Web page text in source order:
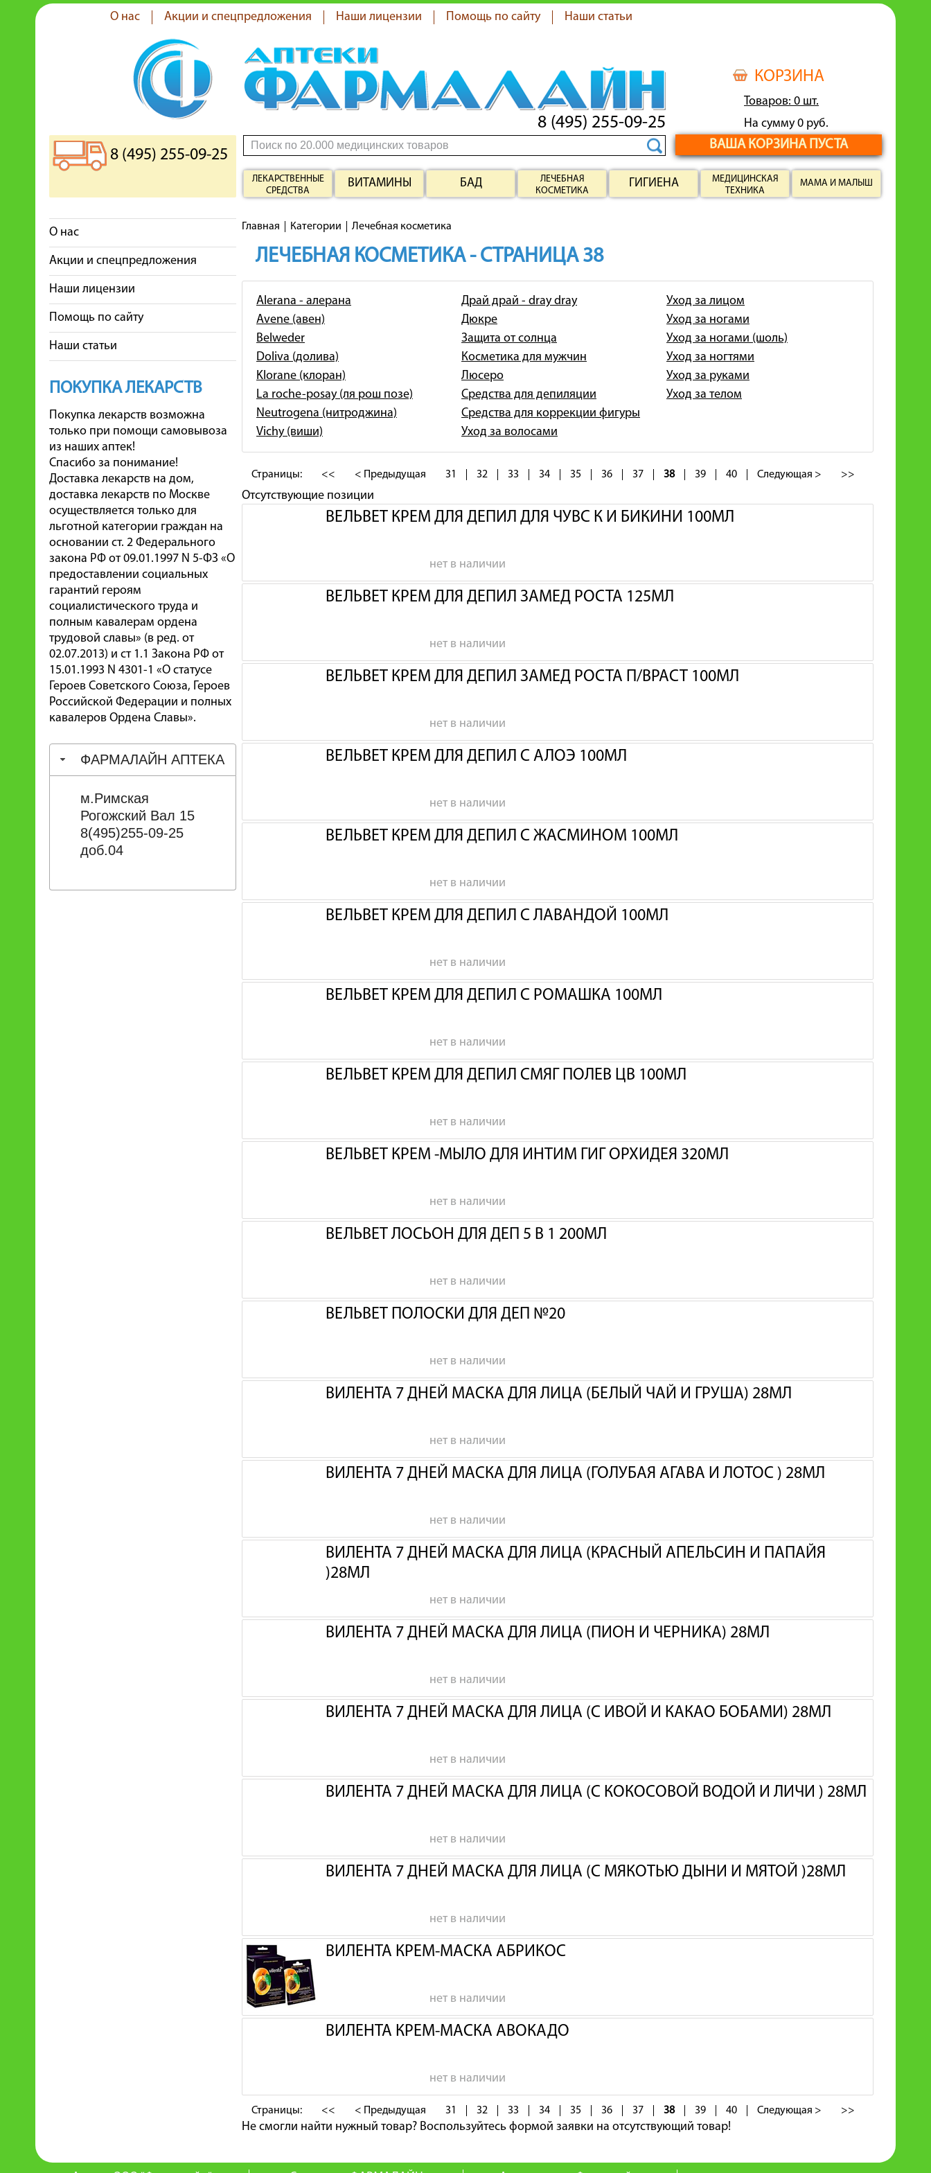
О нас Акции и спецпредложения Наши лицензии Помощь по сайту Наши статьи
КОРЗИНА
Товаров: 0 шт.
На сумму 0 руб.
ВАША КОРЗИНА ПУСТА
8 (495) 255-09-25
8 (495) 255-09-25
ЛЕКАРСТВЕННЫЕ
СРЕДСТВА
ВИТАМИНЫ БАД
ЛЕЧЕБНАЯ
КОСМЕТИКА
ГИГИЕНА
МЕДИЦИНСКАЯ
ТЕХНИКА
МАМА И МАЛЫШ
О нас
Акции и спецпредложения
Наши лицензии
Помощь по сайту
Наши статьи
ПОКУПКА ЛЕКАРСТВ
Покупка лекарств возможна
только при помощи самовывоза
из наших аптек!
Спасибо за понимание!
Доставка лекарств на дом,
доставка лекарств по Москве
осуществляется только для
льготной категории граждан на
основании ст. 2 Федерального
закона РФ от 09.01.1997 N 5-ФЗ «О
предоставлении социальных
гарантий героям
социалистического труда и
полным кавалерам ордена
трудовой славы» (в ред. от
02.07.2013) и ст 1.1 Закона РФ от
15.01.1993 N 4301-1 «О статусе
Героев Советского Союза, Героев
Российской Федерации и полных
кавалеров Ордена Славы».
ФАРМАЛАЙН АПТЕКА
м.Римская
Рогожский Вал 15
8(495)255-09-25
доб.04
Главная Категории Лечебная косметика
ЛЕЧЕБНАЯ КОСМЕТИКА - СТРАНИЦА 38
Alerana - алерана
Avene (авен)
Belweder
Doliva (долива)
Klorane (клоран)
La roche-posay (ля рош позе)
Neutrogena (нитроджина)
Vichy (виши)
Драй драй - dray dray
Дюкре
Защита от солнца
Косметика для мужчин
Люсеро
Средства для депиляции
Средства для коррекции фигуры
Уход за волосами
Уход за лицом
Уход за ногами
Уход за ногами (шоль)
Уход за ногтями
Уход за руками
Уход за телом
Страницы: << < Предыдущая 31 32 33 34 35 36 37 38 39 40 Следующая > >>
Отсутствующие позиции
ВЕЛЬВЕТ КРЕМ ДЛЯ ДЕПИЛ ДЛЯ ЧУВС К И БИКИНИ 100МЛ
нет в наличии
ВЕЛЬВЕТ КРЕМ ДЛЯ ДЕПИЛ ЗАМЕД РОСТА 125МЛ
нет в наличии
ВЕЛЬВЕТ КРЕМ ДЛЯ ДЕПИЛ ЗАМЕД РОСТА П/ВРАСТ 100МЛ
нет в наличии
ВЕЛЬВЕТ КРЕМ ДЛЯ ДЕПИЛ С АЛОЭ 100МЛ
нет в наличии
ВЕЛЬВЕТ КРЕМ ДЛЯ ДЕПИЛ С ЖАСМИНОМ 100МЛ
нет в наличии
ВЕЛЬВЕТ КРЕМ ДЛЯ ДЕПИЛ С ЛАВАНДОЙ 100МЛ
нет в наличии
ВЕЛЬВЕТ КРЕМ ДЛЯ ДЕПИЛ С РОМАШКА 100МЛ
нет в наличии
ВЕЛЬВЕТ КРЕМ ДЛЯ ДЕПИЛ СМЯГ ПОЛЕВ ЦВ 100МЛ
нет в наличии
ВЕЛЬВЕТ КРЕМ -МЫЛО ДЛЯ ИНТИМ ГИГ ОРХИДЕЯ 320МЛ
нет в наличии
ВЕЛЬВЕТ ЛОСЬОН ДЛЯ ДЕП 5 В 1 200МЛ
нет в наличии
ВЕЛЬВЕТ ПОЛОСКИ ДЛЯ ДЕП №20
нет в наличии
ВИЛЕНТА 7 ДНЕЙ МАСКА ДЛЯ ЛИЦА (БЕЛЫЙ ЧАЙ И ГРУША) 28МЛ
нет в наличии
ВИЛЕНТА 7 ДНЕЙ МАСКА ДЛЯ ЛИЦА (ГОЛУБАЯ АГАВА И ЛОТОС ) 28МЛ
нет в наличии
ВИЛЕНТА 7 ДНЕЙ МАСКА ДЛЯ ЛИЦА (КРАСНЫЙ АПЕЛЬСИН И ПАПАЙЯ
)28МЛ
нет в наличии
ВИЛЕНТА 7 ДНЕЙ МАСКА ДЛЯ ЛИЦА (ПИОН И ЧЕРНИКА) 28МЛ
нет в наличии
ВИЛЕНТА 7 ДНЕЙ МАСКА ДЛЯ ЛИЦА (С ИВОЙ И КАКАО БОБАМИ) 28МЛ
нет в наличии
ВИЛЕНТА 7 ДНЕЙ МАСКА ДЛЯ ЛИЦА (С КОКОСОВОЙ ВОДОЙ И ЛИЧИ ) 28МЛ
нет в наличии
ВИЛЕНТА 7 ДНЕЙ МАСКА ДЛЯ ЛИЦА (С МЯКОТЬЮ ДЫНИ И МЯТОЙ )28МЛ
нет в наличии
ВИЛЕНТА КРЕМ-МАСКА АБРИКОС
нет в наличии
ВИЛЕНТА КРЕМ-МАСКА АВОКАДО
нет в наличии
Страницы: << < Предыдущая 31 32 33 34 35 36 37 38 39 40 Следующая > >>
Не смогли найти нужный товар? Воспользуйтесь формой заявки на отсутствующий товар!